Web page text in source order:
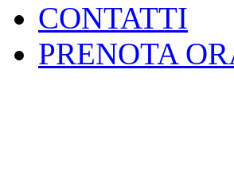
CONTATTI
PRENOTA